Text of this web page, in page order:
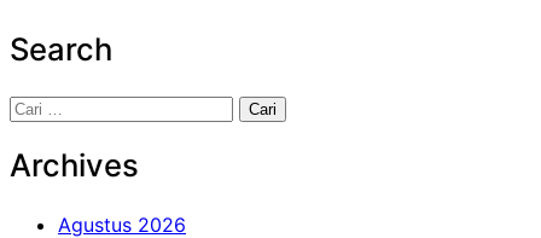
Search
Cari
Archives
Agustus 2026